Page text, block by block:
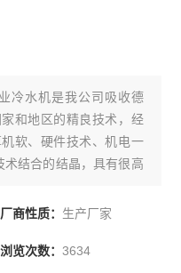
冷水机是我公司吸收德
和地区的精良技术，经
软、硬件技术、机电一
结合的结晶，具有很高
设备、医疗设备、半导
子体光谱仪、等
厂商性质： 生产厂家
浏览次数： 3634